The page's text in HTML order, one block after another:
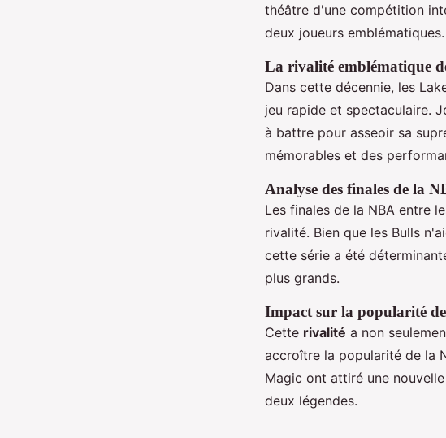
théâtre d'une compétition
deux joueurs emblématiques.
La rivalité emblématique
Dans cette décennie, les
jeu rapide et spectaculaire.
à battre pour asseoir sa
mémorables et des
Analyse des finales de la
Les finales de la NBA entre
rivalité. Bien que les Bulls
cette série a été
plus grands.
Impact sur la popularité
Cette rivalité a non
accroître la popularité de la
Magic ont attiré une
deux légendes.